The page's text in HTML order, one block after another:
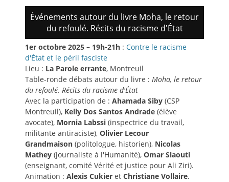
Événements autour du livre Moha, le retour
du refoulé. Récits du racisme d'État
1er octobre 2025 – 19h-21h : Contre le racisme
d'État et le péril fasciste
Lieu : La Parole errante, Montreuil
Table-ronde débats autour du livre : Moha, le retour
du refoulé. Récits du racisme d'État
Avec la participation de : Ahamada Siby (CSP
Montreuil), Kelly Dos Santos Andrade (élève
avocate), Mornia Labssi (inspectrice du travail,
militante antiraciste), Olivier Lecour
Grandmaison (politologue, historien), Nicolas
Mathey (journaliste à l'Humanité), Omar Slaouti
(enseignant, comité Vérité et justice pour Ali Ziri).
Animation : Alexis Cukier et Christiane Vollaire.